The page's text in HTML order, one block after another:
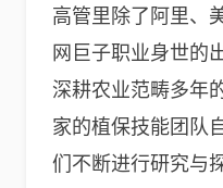
高管里除了阿里、
网巨子职业身世的
深耕农业范畴多年
家的植保技能团队
们不断进行研究与